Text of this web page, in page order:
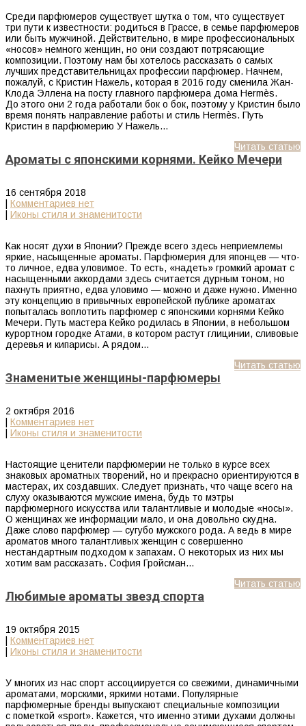
Среди парфюмеров существует шутка о том, что существует
три пути к известности: родиться в Грассе, в семье парфюмеров
или быть мужчиной. Действительно, в мире профессиональных
«носов» немного женщин, но они создают потрясающие
композиции. Поэтому нам бы хотелось рассказать о самых
лучших представительницах профессии парфюмер. Начнем,
пожалуй, с Кристин Нажель, которая в 2016 году сменила Жан-
Клода Эллена на посту главного парфюмера дома Hermès.
До этого они 2 года работали бок о бок, поэтому у Кристин было
время понять направление работы и стиль Hermès. Путь
Кристин в парфюмерию У Нажель…
Читать статью
Ароматы с японскими корнями. Кейко Мечери
16 сентября 2018
Комментариев нет
Иконы стиля и знаменитости
Как носят духи в Японии? Прежде всего здесь неприемлемы
яркие, насыщенные ароматы. Парфюмерия для японцев — что-
то личное, едва уловимое. То есть, «надеть» громкий аромат с
насыщенными аккордами здесь считается дурным тоном, но
пахнуть приятно, едва уловимо — можно и даже нужно. Именно
эту концепцию в привычных европейской публике ароматах
попыталась воплотить парфюмер с японскими корнями Кейко
Мечери. Путь мастера Кейко родилась в Японии, в небольшом
курортном городке Атами, в котором растут глицинии, сливовые
деревья и кипарисы. А рядом…
Читать статью
Знаменитые женщины-парфюмеры
2 октября 2016
Комментариев нет
Иконы стиля и знаменитости
Настоящие ценители парфюмерии не только в курсе всех
знаковых ароматных творений, но и прекрасно ориентируются в
мастерах, их создавших. Следует признать, что чаще всего на
слуху оказываются мужские имена, будь то мэтры
парфюмерного искусства или талантливые и молодые «носы».
О женщинах же информации мало, и она довольно скудна.
Даже слово парфюмер — сугубо мужского рода. А ведь в мире
ароматов много талантливых женщин с совершенно
нестандартным подходом к запахам. О некоторых из них мы
хотим вам рассказать. София Гройсман…
Читать статью
Любимые ароматы звезд спорта
19 октября 2015
Комментариев нет
Иконы стиля и знаменитости
У многих из нас спорт ассоциируется со свежими, динамичными
ароматами, морскими, яркими нотами. Популярные
парфюмерные бренды выпускают специальные композиции
с пометкой «sport». Кажется, что именно этими духами должны